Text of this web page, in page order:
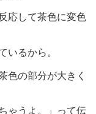
応して茶色に変色
いるから。
色の部分が大きく
ゃうよ。」って伝